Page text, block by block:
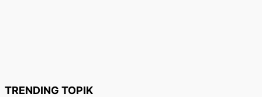
TRENDING TOPIK